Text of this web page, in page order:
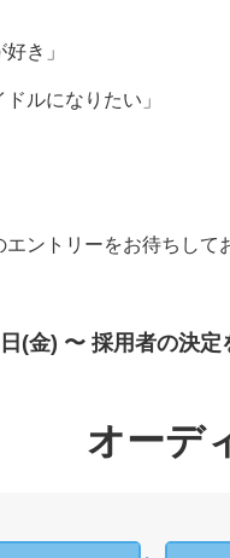
き」
ルになりたい」
ントリーをお待ちして
(金) 〜 採用者の決定
オーデ